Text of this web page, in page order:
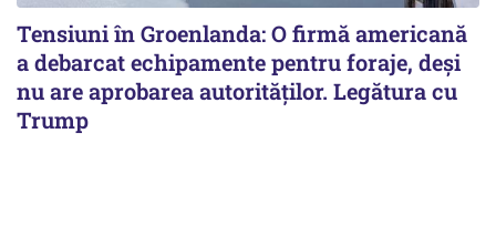
Tensiuni în Groenlanda: O firmă americană
a debarcat echipamente pentru foraje, deși
nu are aprobarea autorităților. Legătura cu
Trump